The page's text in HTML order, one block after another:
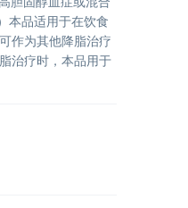
本品适用于在饮食
作为其他降脂治疗
治疗时，本品用于